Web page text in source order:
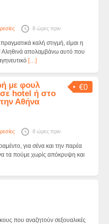
8 ώρες πριν
καλή στιγμή, είμαι η
Αληθινά απολαμβάνω αυτό που
[…]
€0
με φουλ
hotel ή στο
Αθήνα
8 ώρες πριν
για σένα και την παρέα
τα πούμε χωρίς απόκρυψη και
που αναζητούν σεξουαλικές